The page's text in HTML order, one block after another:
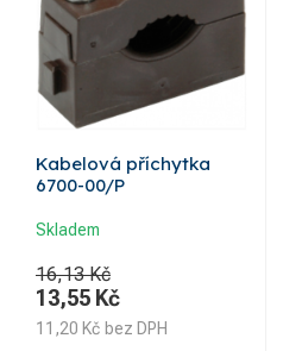
Kabelová příchytka
6700-00/P
Skladem
16,13 Kč
13,55 Kč
11,20 Kč bez DPH